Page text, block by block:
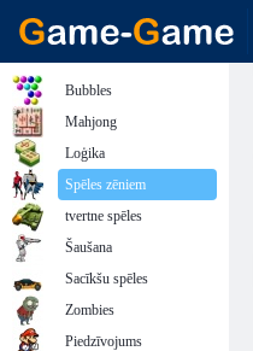
Bubbles
Mahjong
Loģika
Spēles zēniem
tvertne spēles
Šaušana
Sacīkšu spēles
Zombies
Piedzīvojums